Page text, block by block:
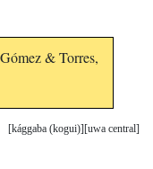
& Torres,
uwa central
kággaba (kogui)